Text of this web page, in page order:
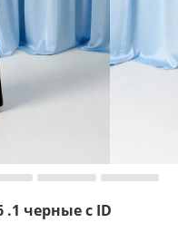
.1 черные с ID